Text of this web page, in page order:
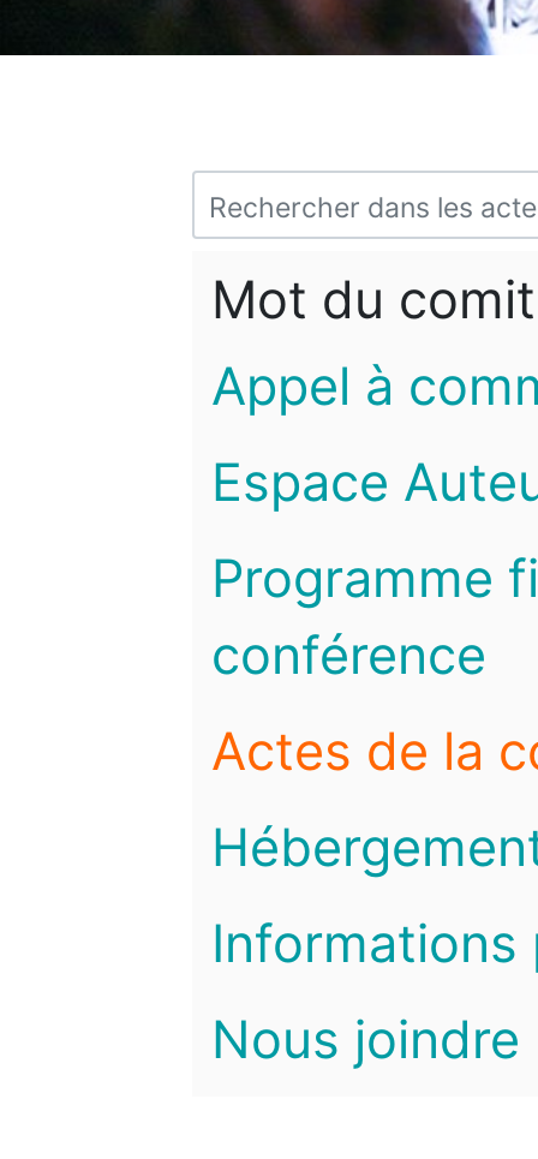
Mot du
Appel à
Espace
Programme
conférence
Actes de la
Informations
Nous joindre